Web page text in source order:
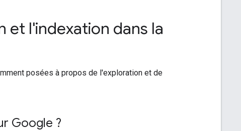
et l'indexation dans la
posées à propos de l'exploration et de
Google ?